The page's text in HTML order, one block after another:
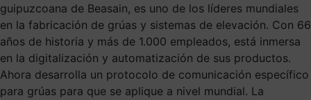
guipuzcoana de Beasain, es uno de los líderes mundiales
en la fabricación de grúas y sistemas de elevación. Con 66
años de historia y más de 1.000 empleados, está inmersa
en la digitalización y automatización de sus productos.
Ahora desarrolla un protocolo de comunicación específico
para grúas para que se aplique a nivel mundial. La